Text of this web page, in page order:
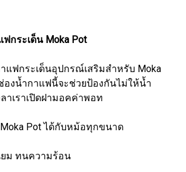
กระเด็น Moka Pot
แฟกระเด็นอุปกรณ์เสริมสำหรับ Moka
องน้ำกาแฟนี้จะช่วยป้องกันไม่ให้น้ำ
าเราเปิดฝามอคค่าพอท
Pot ได้กับหม้อทุกขนาด
ยม ทนความร้อน